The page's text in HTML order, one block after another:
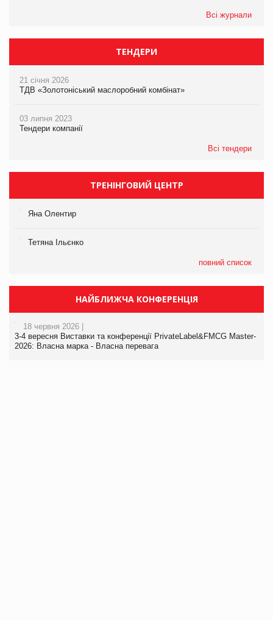
Всі журнали
ТЕНДЕРИ
21 січня 2026
ТДВ «Золотоніський маслоробний комбінат»
03 липня 2023
Тендери компанії
Всі тендери
ТРЕНІНГОВИЙ ЦЕНТР
Яна Олентир
Тетяна Ільєнко
повний список
НАЙБЛИЖЧА КОНФЕРЕНЦІЯ
18 червня 2026 |
3-4 вересня Виставки та конференції PrivateLabel&FMCG Master-
2026: Власна марка - Власна перевага